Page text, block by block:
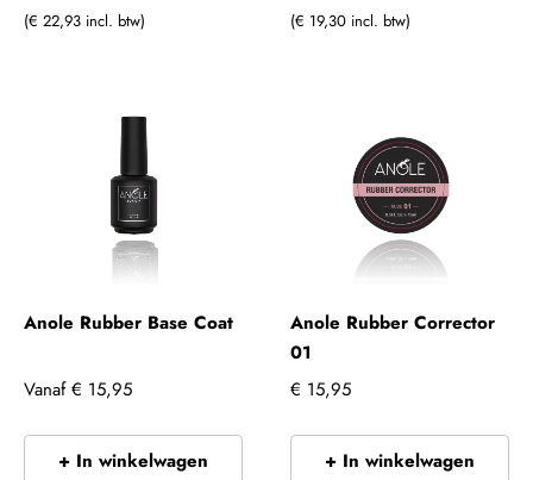
(€ 22,93 incl. btw) (€ 19,30 incl. btw)
Anole Rubber Base Coat
Vanaf € 15,95
+ In winkelwagen
Anole Rubber Corrector
01
€ 15,95
+ In winkelwagen